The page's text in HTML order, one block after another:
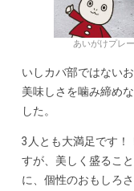
あいがけプレ
いしカバ部ではない
美味しさを噛み締め
した。
3人とも大満足です！
すが、美しく盛るこ
に、個性のおもしろ